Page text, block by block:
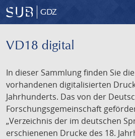
GDZ
VD18 digital
In dieser Sammlung finden Sie
vorhandenen digitalisierten
Jahrhunderts. Das von der
Forschungsgemeinschaft
„Verzeichnis der im deutschen
erschienenen Drucke des 18.